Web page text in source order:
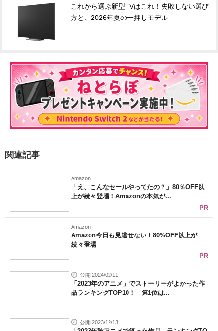
これから選ぶ新型TVはこれ！失敗しない選び
方と、2026年夏の一押しモデル
関連記事
Amazon
「え、こんなセールやってたの？」80％OFF以
上が続々登場！Amazonの本気が...
PR
Amazon
Amazon今日も見逃せない！80%OFF以上が
続々登場
PR
公開 2024/02/11
「2023年のアニメ」でストーリーがよかった作
品ランキングTOP10！ 第1位は...
公開 2023/12/13